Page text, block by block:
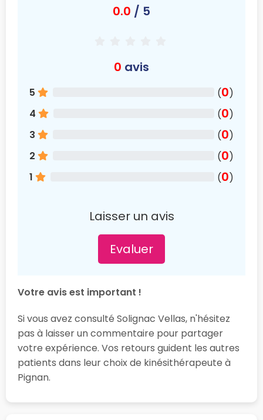
0.0 / 5
0 avis
5 (0)
4
(0)
3
(0)
2
(0)
1
(0)
Laisser un avis
Evaluer
Votre avis est important !
Si vous avez consulté Solignac Vellas, n'hésitez
pas à laisser un commentaire pour partager
votre expérience. Vos retours guident les autres
patients dans leur choix de kinésithérapeute à
Pignan.